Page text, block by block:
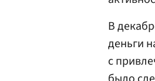
В
деньги
с